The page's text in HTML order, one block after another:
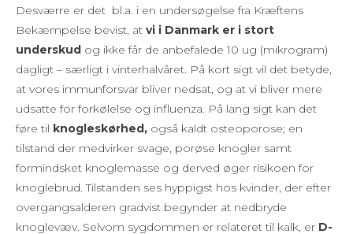
Desværre er det bl.a. i en undersøgelse fra Kræftens
Bekæmpelse bevist, at vi i Danmark er i stort
underskud og ikke får de anbefalede 10 ug (mikrogram)
dagligt – særligt i vinterhalvåret. På kort sigt vil det betyde,
at vores immunforsvar bliver nedsat, og at vi bliver mere
udsatte for forkølelse og influenza. På lang sigt kan det
føre til knogleskørhed, også kaldt osteoporose; en
tilstand der medvirker svage, porøse knogler samt
formindsket knoglemasse og derved øger risikoen for
knoglebrud. Tilstanden ses hyppigst hos kvinder, der efter
overgangsalderen gradvist begynder at nedbryde
knoglevæv. Selvom sygdommen er relateret til kalk, er D-